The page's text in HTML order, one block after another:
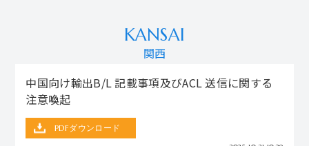
KANSAI
関西
中国向け輸出B/L 記載事項及びACL 送信に関する
注意喚起
PDFダウンロード